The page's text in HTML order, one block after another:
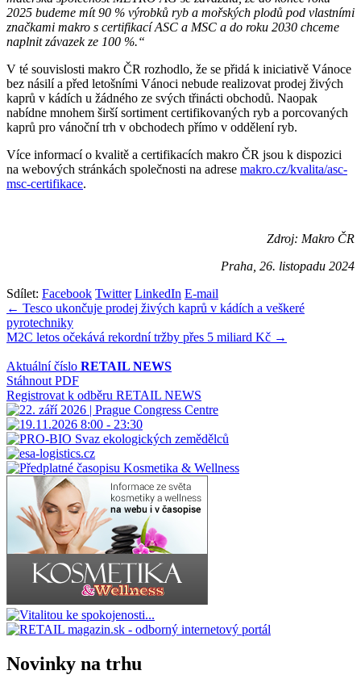
2025 budeme mít 90 % výrobků ryb a mořských plodů pod vlastními
značkami makro s certifikací ASC a MSC a do roku 2030 chceme
naplnit závazek ze 100 %.“
V té souvislosti makro ČR rozhodlo, že se přidá k iniciativě Vánoce
bez násilí a před letošními Vánoci nebude realizovat prodej živých
kaprů v kádích u žádného ze svých třinácti obchodů. Naopak
nabídne mnohem širší sortiment certifikovaných ryb a porcovaných
kaprů pro vánoční trh v obchodech přímo v oddělení ryb.
Více informací o kvalitě a certifikacích makro ČR jsou k dispozici
na webových stránkách společnosti na adrese makro.cz/kvalita/asc-
msc-certifikace.
Zdroj: Makro ČR
Praha, 26. listopadu 2024
Sdílet: Facebook Twitter LinkedIn E-mail
Navigace
pro
← Tesco ukončuje prodej živých kaprů v kádích a veškeré
pyrotechniky
M2C letos očekává rekordní tržby přes 5 miliard Kč →
Aktuální číslo RETAIL NEWS
Stáhnout PDF
Registrovat k odběru RETAIL NEWS
Novinky na trhu